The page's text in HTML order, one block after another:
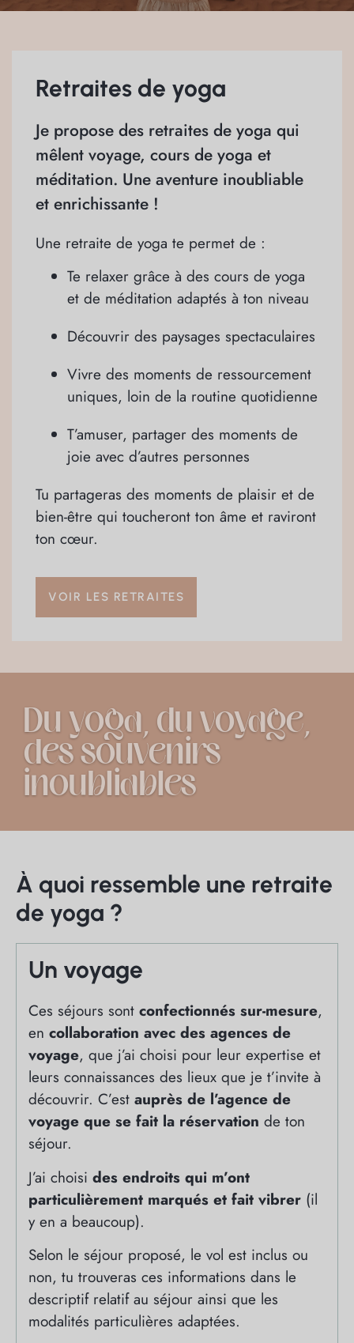
Retraites de yoga
Je propose des retraites de yoga qui
mêlent voyage, cours de yoga et
méditation. Une aventure inoubliable
et enrichissante !
Une retraite de yoga te permet de :
Te relaxer grâce à des cours de yoga
et de méditation adaptés à ton niveau
Découvrir des paysages spectaculaires
Vivre des moments de ressourcement
uniques, loin de la routine quotidienne
T’amuser, partager des moments de
joie avec d’autres personnes
Tu partageras des moments de plaisir et de
bien-être qui toucheront ton âme et raviront
ton cœur.
VOIR LES RETRAITES
Du yoga, du voyage,
des souvenirs
inoubliables
À quoi ressemble une retraite
de yoga ?
Un voyage
Ces séjours sont confectionnés sur-mesure,
en collaboration avec des agences de
voyage, que j’ai choisi pour leur expertise et
leurs connaissances des lieux que je t’invite à
découvrir. C’est auprès de l’agence de
voyage que se fait la réservation de ton
séjour.
J’ai choisi des endroits qui m’ont
particulièrement marqués et fait vibrer (il
y en a beaucoup).
Selon le séjour proposé, le vol est inclus ou
non, tu trouveras ces informations dans le
descriptif relatif au séjour ainsi que les
modalités particulières adaptées.